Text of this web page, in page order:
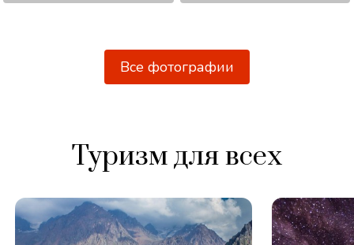
Все фотографии
Туризм для всех